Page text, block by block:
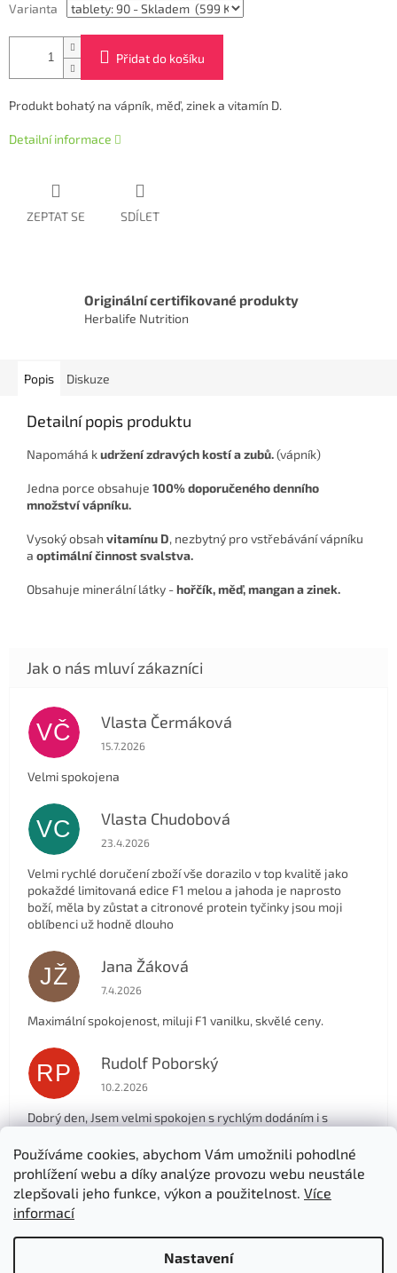
Používáme cookies, abychom Vám umožnili pohodlné
prohlížení webu a díky analýze provozu webu neustále
zlepšovali jeho funkce, výkon a použitelnost. Více
informací
Nastavení
Varianta
Přidat do košíku
Produkt bohatý na vápník, měď, zinek a vitamín D.
Detailní informace
ZEPTAT SE SDÍLET
Originální certifikované produkty
Herbalife Nutrition
Popis Diskuze
Detailní popis produktu
Napomáhá kudržení zdravých kostí a zubů.(vápník)
Jedna porce obsahuje 100% doporučeného denního
množství vápníku.
Vysoký obsah vitamínu D, nezbytný pro vstřebávání vápníku
a optimální činnost svalstva.
Obsahuje minerální látky -hořčík, měď, mangan a zinek.
VČ Vlasta Čermáková
Hodnocení obchodu je 5 z 5 hvězdiček.
15.7.2026
Velmi spokojena
VC Vlasta Chudobová
Hodnocení obchodu je 5 z 5 hvězdiček.
23.4.2026
Velmi rychlé doručení zboží vše dorazilo v top kvalitě jako
pokaždé limitovaná edice F1 melou a jahoda je naprosto
boží, měla by zůstat a citronové protein tyčinky jsou moji
oblíbenci už hodně dlouho
JŽ Jana Žáková
Hodnocení obchodu je 5 z 5 hvězdiček.
7.4.2026
Maximální spokojenost, miluji F1 vanilku, skvělé ceny.
RP Rudolf Poborský
Hodnocení obchodu je 5 z 5 hvězdiček.
10.2.2026
Dobrý den, Jsem velmi spokojen s rychlým dodáním i s
manželku. Děkuji .
Zobrazit další hodnocení
Vytvořil Shoptet